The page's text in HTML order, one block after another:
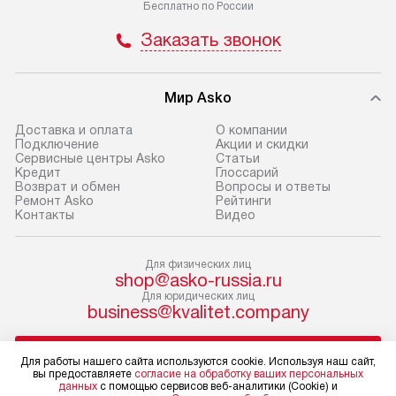
регионы осуществляется через
до представительства
транспортной компании в г. Москва.
Пожалуйста, уточняйте условия
доставки у менеджера при
оформлении заказа.
доставки доставит упакованный
прибор до двери или прихожей.
Если необходимо переместить
уточните это с менеджером.
За данную услугу взимается
Готовые
от категории,
к воде, крана и
монтаж техники
коммуникациям,
и консультацию
Бесплатно по России
Заказать звонок
Мир Asko
Доставка и оплата
Подключение
Сервисные центры Asko
Кредит
Возврат и обмен
Ремонт Asko
Контакты
О компании
Акции и скидки
Статьи
Глоссарий
Вопросы и ответы
Рейтинги
Видео
Для физических лиц
shop@asko-russia.ru
Для юридических лиц
business@kvalitet.company
Для работы нашего сайта используются cookie. Используя наш сайт,
вы предоставляете согласие на обработку ваших персональных
данных с помощью сервисов веб-аналитики (Cookie) и